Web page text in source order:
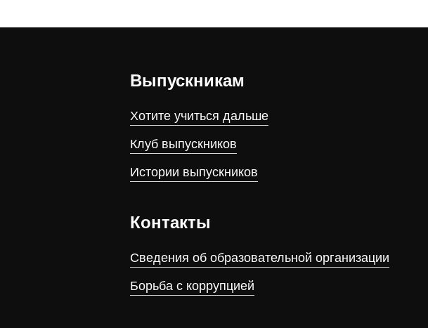
Выпускникам
Хотите учиться дальше
Клуб выпускников
Истории выпускников
Контакты
Сведения об образовательной организации
Борьба с коррупцией